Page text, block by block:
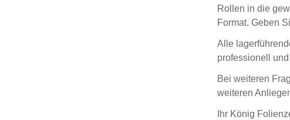
Rollen in die
Format. Geben
Alle
professionell
Bei weiteren
weiteren
Ihr König